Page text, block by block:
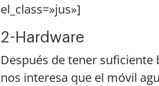
el_class=»jus»]
2-Hardware
Después de tener
nos interesa que el móvil